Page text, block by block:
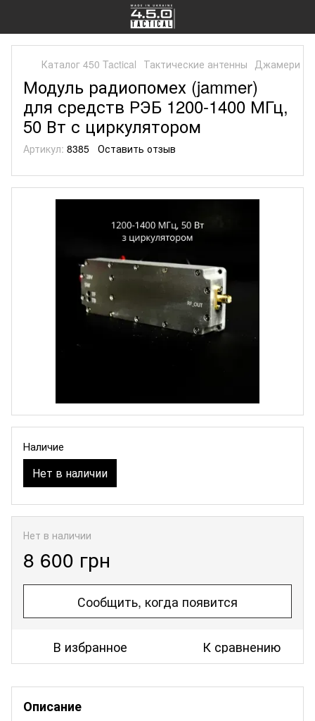
Каталог 450 Tactical Тактические антенны Джамери
Модуль радиопомех (jammer)
для средств РЭБ 1200-1400 МГц,
50 Вт с циркулятором
Артикул: 8385 Оставить отзыв
Наличие
Нет в наличии
Нет в наличии
8 600 грн
Сообщить, когда появится
В избранное К сравнению
Описание